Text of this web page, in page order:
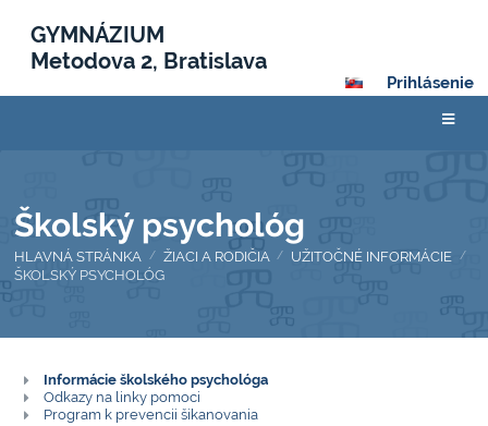
GYMNÁZIUM
Metodova 2, Bratislava
Prihlásenie
Školský psychológ
HLAVNÁ STRÁNKA / ŽIACI A RODIČIA / UŽITOČNÉ INFORMÁCIE /
ŠKOLSKÝ PSYCHOLÓG
Školský
psychológ
Informácie školského psychológa
Odkazy na linky pomoci
Program k prevencii šikanovania